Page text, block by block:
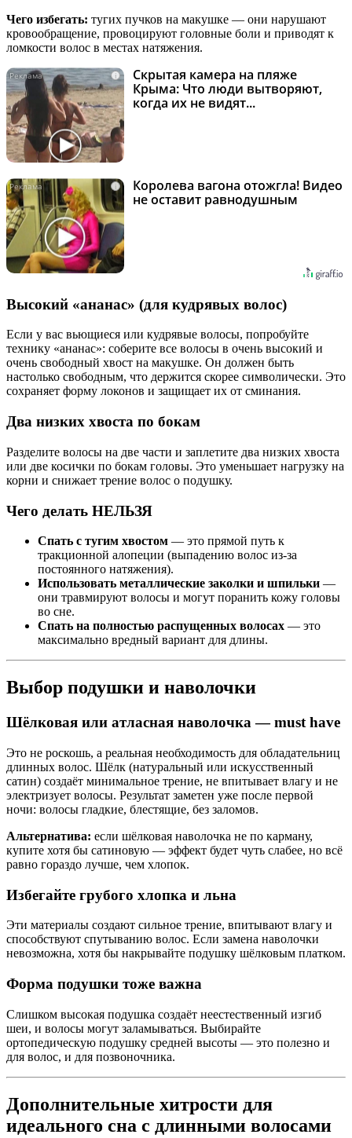
Чего избегать: тугих пучков на макушке — они нарушают
кровообращение, провоцируют головные боли и приводят к
ломкости волос в местах натяжения.
i
Скрытая камера на пляже
Крыма: Что люди вытворяют,
когда их не видят...
i
Королева вагона отожгла! Видео
не оставит равнодушным
Высокий «ананас» (для кудрявых волос)
Если у вас вьющиеся или кудрявые волосы, попробуйте
технику «ананас»: соберите все волосы в очень высокий и
очень свободный хвост на макушке. Он должен быть
настолько свободным, что держится скорее символически. Это
сохраняет форму локонов и защищает их от сминания.
Два низких хвоста по бокам
Разделите волосы на две части и заплетите два низких хвоста
или две косички по бокам головы. Это уменьшает нагрузку на
корни и снижает трение волос о подушку.
Чего делать НЕЛЬЗЯ
Спать с тугим хвостом — это прямой путь к
тракционной алопеции (выпадению волос из-за
постоянного натяжения).
Использовать металлические заколки и шпильки —
они травмируют волосы и могут поранить кожу головы
во сне.
Спать на полностью распущенных волосах — это
максимально вредный вариант для длины.
Выбор подушки и наволочки
Шёлковая или атласная наволочка — must have
Это не роскошь, а реальная необходимость для обладательниц
длинных волос. Шёлк (натуральный или искусственный
сатин) создаёт минимальное трение, не впитывает влагу и не
электризует волосы. Результат заметен уже после первой
ночи: волосы гладкие, блестящие, без заломов.
Альтернатива: если шёлковая наволочка не по карману,
купите хотя бы сатиновую — эффект будет чуть слабее, но всё
равно гораздо лучше, чем хлопок.
Избегайте грубого хлопка и льна
Эти материалы создают сильное трение, впитывают влагу и
способствуют спутыванию волос. Если замена наволочки
невозможна, хотя бы накрывайте подушку шёлковым платком.
Форма подушки тоже важна
Слишком высокая подушка создаёт неестественный изгиб
шеи, и волосы могут заламываться. Выбирайте
ортопедическую подушку средней высоты — это полезно и
для волос, и для позвоночника.
Дополнительные хитрости для
идеального сна с длинными волосами